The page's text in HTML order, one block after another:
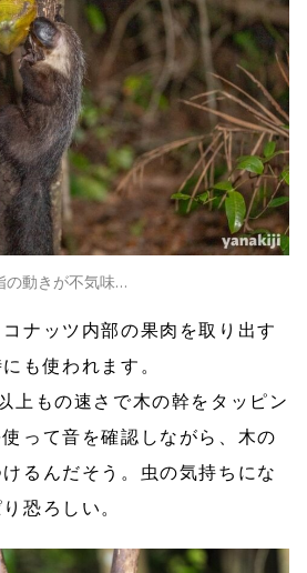
の動きが不気味…
ナッツ内部の果肉を取り出す
も使われます。
上もの速さで木の幹をタッピン
って音を確認しながら、木の
るんだそう。虫の気持ちにな
恐ろしい。